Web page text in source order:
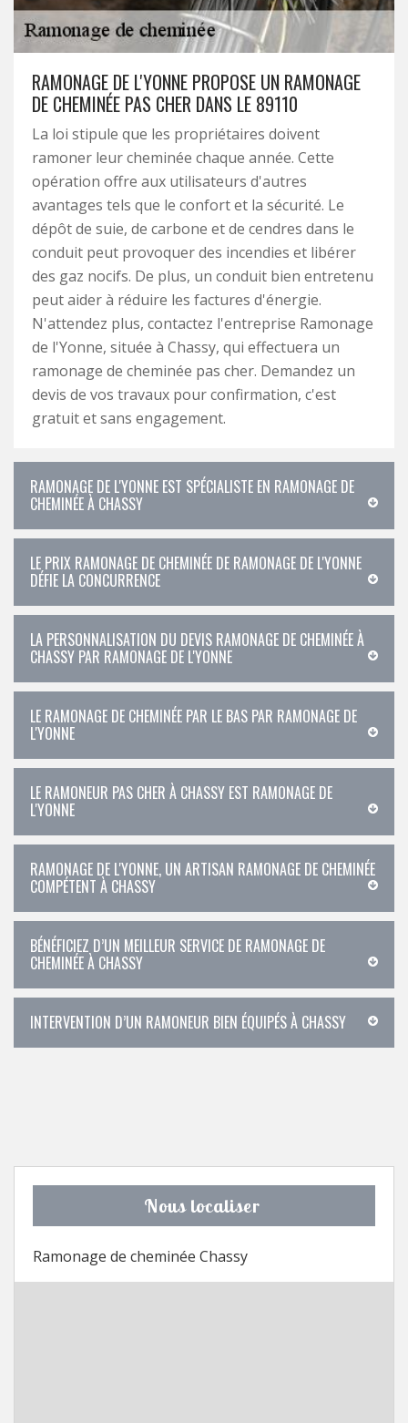
RAMONAGE DE L'YONNE PROPOSE UN RAMONAGE
DE CHEMINÉE PAS CHER DANS LE 89110
La loi stipule que les propriétaires doivent
ramoner leur cheminée chaque année. Cette
opération offre aux utilisateurs d'autres
avantages tels que le confort et la sécurité. Le
dépôt de suie, de carbone et de cendres dans le
conduit peut provoquer des incendies et libérer
des gaz nocifs. De plus, un conduit bien entretenu
peut aider à réduire les factures d'énergie.
N'attendez plus, contactez l'entreprise Ramonage
de l'Yonne, située à Chassy, qui effectuera un
ramonage de cheminée pas cher. Demandez un
devis de vos travaux pour confirmation, c'est
gratuit et sans engagement.
RAMONAGE DE L'YONNE EST SPÉCIALISTE EN RAMONAGE DE
CHEMINÉE À CHASSY
LE PRIX RAMONAGE DE CHEMINÉE DE RAMONAGE DE L'YONNE
DÉFIE LA CONCURRENCE
LA PERSONNALISATION DU DEVIS RAMONAGE DE CHEMINÉE À
CHASSY PAR RAMONAGE DE L'YONNE
LE RAMONAGE DE CHEMINÉE PAR LE BAS PAR RAMONAGE DE
L'YONNE
LE RAMONEUR PAS CHER À CHASSY EST RAMONAGE DE
L'YONNE
RAMONAGE DE L'YONNE, UN ARTISAN RAMONAGE DE CHEMINÉE
COMPÉTENT À CHASSY
BÉNÉFICIEZ D’UN MEILLEUR SERVICE DE RAMONAGE DE
CHEMINÉE À CHASSY
INTERVENTION D’UN RAMONEUR BIEN ÉQUIPÉS À CHASSY
Nous localiser
Ramonage de cheminée Chassy